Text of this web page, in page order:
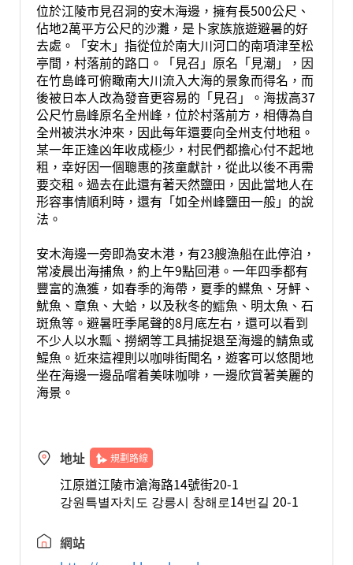
位於江陵市見召洞的安木海邊，擁有長500公尺、
佔地2萬平方公尺的沙灘，是卜家族旅遊避暑的好
去處。「安木」指從位於南大川河口的南項津至松
亭間，村落前的路口。「見召」原名「見潮」，因
在竹島峰可俯瞰南大川流入大海的景象而得名，而
後被日本人改為發音更容易的「見召」。海拔高37
公尺竹島峰原名全州峰，位於村落前方，相傳為自
全州被洪水沖來，因此每年還要向全州支付地租。
某一年正逢凶年收成極少，村民們都擔心付不起地
租，幸好因一個聰惠的孩童獻計，從此以後不再需
要交租。過去在此還有著天然鹽田，因此當地人在
形容事情順利時，還有「如全州峰鹽田一般」的說
法。
安木海邊一旁即為安木港，有23艘漁船在此停泊，
常凌晨出海捕魚，約上午9點回港。一年四季都有
豐富的漁獲，如春季的海帶，夏季的鰈魚、牙鮃、
魷魚、章魚、大蛤，以及秋冬的鱩魚、明太魚、石
斑魚等。避暑旺季尾聲的8月底左右，還可以看到
不少人以水瓢、撈網等工具捕捉退至海邊的鯖魚或
鯷魚。近來這裡則以咖啡街聞名，遊客可以悠閒地
坐在海邊一邊品嚐着美味咖啡，一邊欣賞著美麗的
海景。
地址 規劃路線
江原道江陵市滄海路14號街20-1
강원특별자치도 강릉시 창해로14번길 20-1
網站